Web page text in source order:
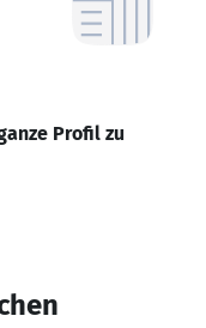
Profil zu